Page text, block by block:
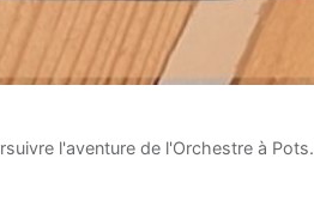
l'aventure de l'Orchestre à Pots.